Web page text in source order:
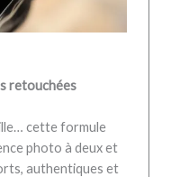
retouchées
cette formule
photo à deux et
authentiques et